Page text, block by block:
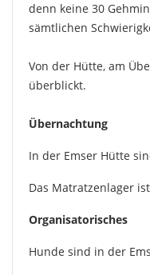
denn keine 30
sämtlichen
Von der Hütte, am
überblickt.
Übernachtung
In der Emser Hütte
Das Matratzenlager
Organisatorisches
Hunde sind in der